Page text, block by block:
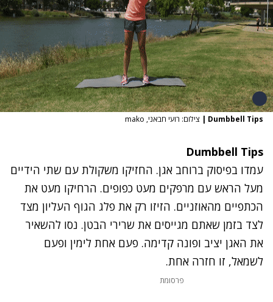
Dumbbell Tips
| צילום: רועי חבאני, mako
Dumbbell Tips
עמדו בפיסוק ברוחב אגן. החזיקו משקולת עם שתי הידיים
מעל הראש עם מרפקים מעט כפופים. הרחיקו מעט את
הכתפיים מהאוזניים. הזיזו רק את פלג הגוף העליון מצד
לצד בזמן שאתם מגייסים את שרירי הבטן. נסו להשאיר
את האגן יציב ופונה קדימה. פעם אחת לימין ופעם
לשמאל, זו חזרה אחת.
פרסומת